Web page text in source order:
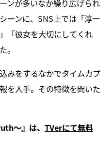
ンが多いなか繰り広げられ
ーンに、SNS上では「淳一
「彼女を大切にしてくれ
。
みをするなかでタイムカプ
を入手。その特徴を聞いた
～』は、 TVerにて無料